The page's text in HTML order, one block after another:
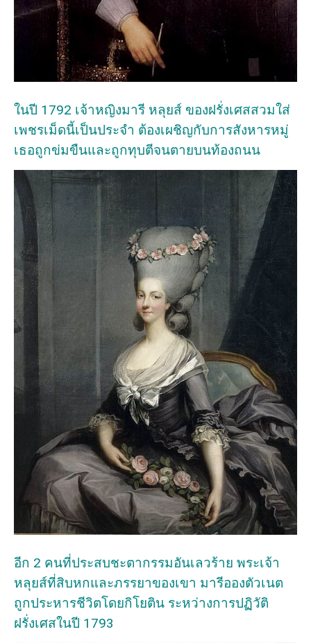
ในปี 1792 เจ้าหญิงมารี หลุยส์ ของฝรั่งเศสสวมใส่
เพชรเม็ดนี้เป็นประจำ ต้องเผชิญกับการสังหารหมู่
เธอถูกข่มขืนและถูกทุบตีจนตายบนท้องถนน
อีก 2 คนที่ประสบชะตากรรมอันเลวร้าย พระเจ้า
หลุยส์ที่สิบหกและภรรยาของเขา มารีอองตัวเนต
ถูกประหารชีวิตโดยกิโยติน ระหว่างการปฏิวัติ
ฝรั่งเศสในปี 1793